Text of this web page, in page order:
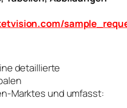
detaillierte
Marktes und umfasst: